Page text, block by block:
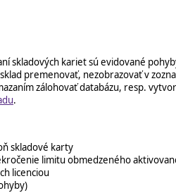
skladových kariet sú evidované
premenovať, nezobrazovať v
zálohovať databázu, resp.
.
skladové karty
limitu obmedzeného
licenciou